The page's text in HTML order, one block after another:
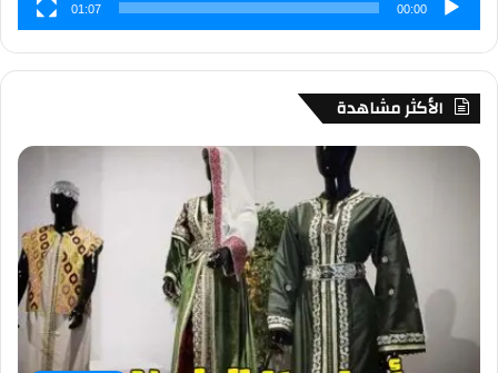
00:00
01:07
الأكثر مشاهدة